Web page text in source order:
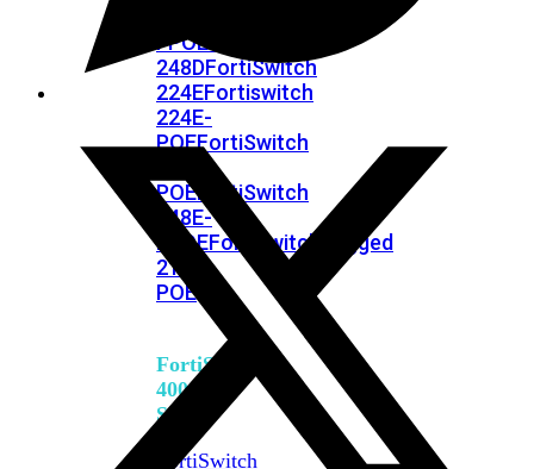
FPOE
248DFortiSwitch
224EFortiswitch
224E-
POEFortiSwitch
POEFortiSwitch
248E-
FPOEFortiSwitchRugged
216F-
POE
FortiSwitch
400
Series
FortiSwitch